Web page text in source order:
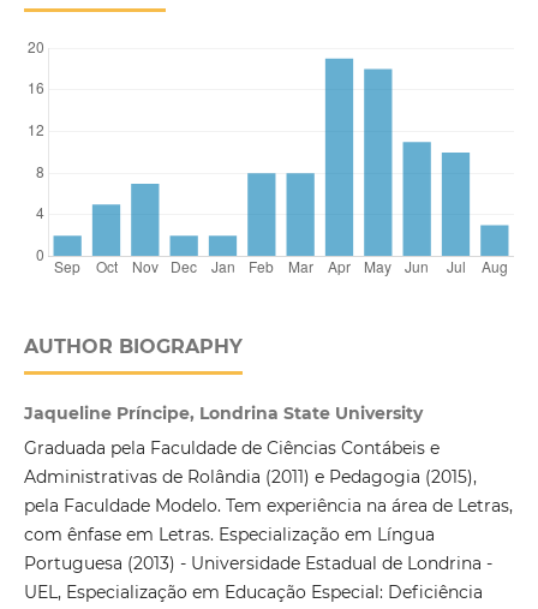
AUTHOR BIOGRAPHY
Jaqueline Príncipe, Londrina State University
Graduada pela Faculdade de Ciências Contábeis e
Administrativas de Rolândia (2011) e Pedagogia (2015),
pela Faculdade Modelo. Tem experiência na área de Letras,
com ênfase em Letras. Especialização em Língua
Portuguesa (2013) - Universidade Estadual de Londrina -
UEL, Especialização em Educação Especial: Deficiência